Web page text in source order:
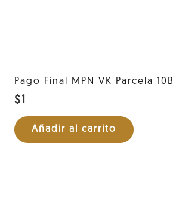
Pago Final MPN VK Parcela 10B
$1
Añadir al carrito